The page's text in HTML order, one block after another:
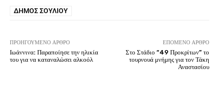
ΔΉΜΟΣ ΣΟΥΛΊΟΥ
ΠΡΟΗΓΟΎΜΕΝΟ ΆΡΘΡΟ
Ιωάννινα: Παραποίησε την ηλικία
του για να καταναλώσει αλκοόλ
ΕΠΌΜΕΝΟ ΆΡΘΡΟ
Στο Στάδιο “49 Προκρίτων” το
τουρνουά μνήμης για τον Τάκη
Αναστασίου